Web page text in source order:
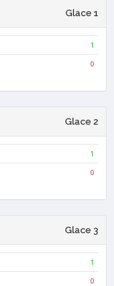
Glace 1
1
0
Glace 2
1
0
Glace 3
1
0